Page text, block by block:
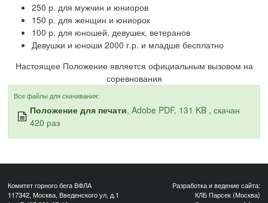
250 р. для мужчин и юниоров
150 р. для женщин и юниорок
100 р. для юношей, девушек, ветеранов
Девушки и юноши 2000 г.р. и младше бесплатно
Настоящее Положение является официальным вызовом на
соревнования
Все файлы для скачивания:
Положение для печати, Adobe PDF, 131 KB , скачан
420 раз
Комитет горного бега ВФЛА
117342, Москва, Введенского ул, д.1
Разработка и ведение сайта:
КЛБ Парсек (Москва)